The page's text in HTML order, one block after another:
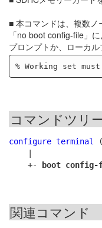
■ 本コマンドは、複数
「no boot config-file」
プロンプトか、ローカル
コマンドツリ
configure terminal
    +-
boot
関連コマンド